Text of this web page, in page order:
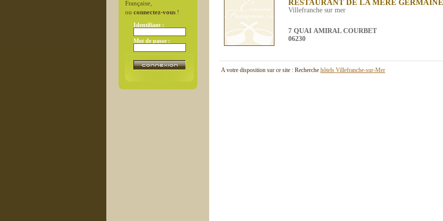
Française,
ou connectez-vous!
Identifiant :
Mot de passe :
RESTAURANT DE LA MERE GERMAINE
Villefranche sur mer
7 QUAI AMIRAL COURBET
06230
A votre disposition sur ce site : Recherche hôtels Villefranche-sur-Mer